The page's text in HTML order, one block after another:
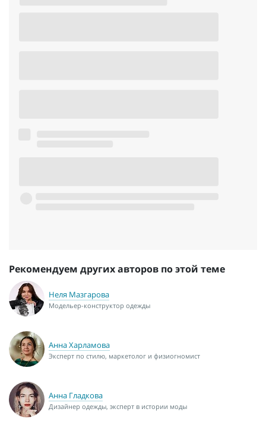
Рекомендуем других авторов по этой теме
Неля Мазгарова
Модельер-конструктор одежды
Анна Харламова
Эксперт по стилю, маркетолог и физиогномист
Анна Гладкова
Дизайнер одежды, эксперт в истории моды